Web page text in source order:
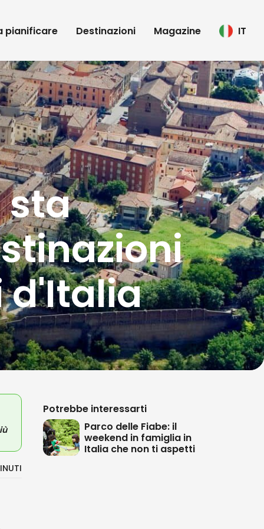
pianificare Destinazioni Magazine IT
sta
d'Italia
Potrebbe interessarti
Parco delle Fiabe: il
weekend in famiglia in
Italia che non ti aspetti